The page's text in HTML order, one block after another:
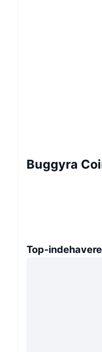
Buggyra
Top-indehavere